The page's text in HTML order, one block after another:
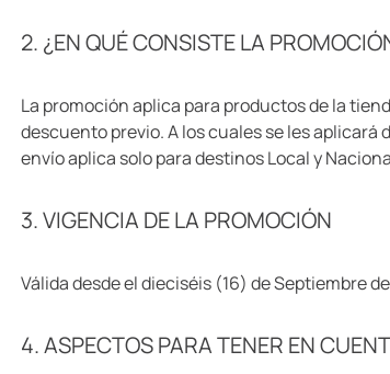
2. ¿EN QUÉ CONSISTE LA
La promoción aplica para productos de la
descuento previo. A los cuales se les
envío aplica solo para destinos Local y
3. VIGENCIA DE LA PROMOCIÓN
Válida desde el dieciséis (16) de Septiembre
4. ASPECTOS PARA TENER EN